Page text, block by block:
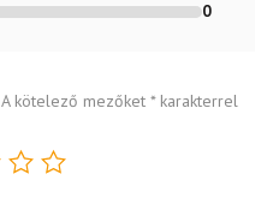
0
A kötelező mezőket *karakterrel